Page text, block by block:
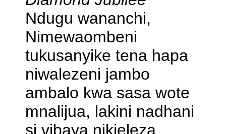
Ndugu wananchi,
Nimewaombeni
tukusanyike tena hapa
niwalezeni jambo
ambalo kwa sasa wote
mnalijua, lakini nadhani
si vibaya nikieleza.